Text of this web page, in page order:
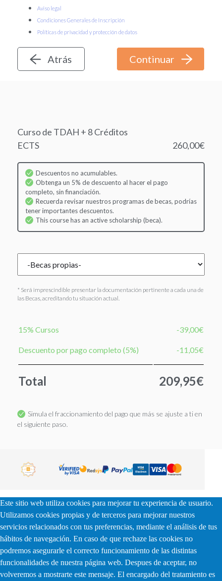
Aviso legal
Condiciones Generales de Inscripción
Políticas de privacidad y protección de datos
Atrás
Curso de TDAH + 8 Créditos
ECTS
260,00€
Descuentos no acumulables.
Obtenga un 5% de descuento al hacer el pago
completo, sin financiación.
Recuerda revisar nuestros programas de becas, podrías
tener importantes descuentos.
This course has an active scholarship (beca).
* Será imprescindible presentar la documentación pertinente a cada una de
las Becas, acreditando tu situación actual.
15% Cursos -39,00€
Descuento por pago completo (5%) -11,05€
Total 209,95€
Simula el fraccionamiento del pago que más se ajuste a ti en
el siguiente paso.
Este sitio web utiliza cookies para mejorar tu experiencia de usuario.
Utilizamos cookies propias y de terceros para mejorar nuestros
servicios relacionados con tus preferencias, mediante el análisis de tus
hábitos de navegación. En caso de que rechaze las cookies no
podremos asegurarle el correcto funcionamiento de las distintas
funcionalidades de nuestra página web. Despues de aceptar, no
volveremos a mostrarte este mensaje. El encargado del tratamiento es